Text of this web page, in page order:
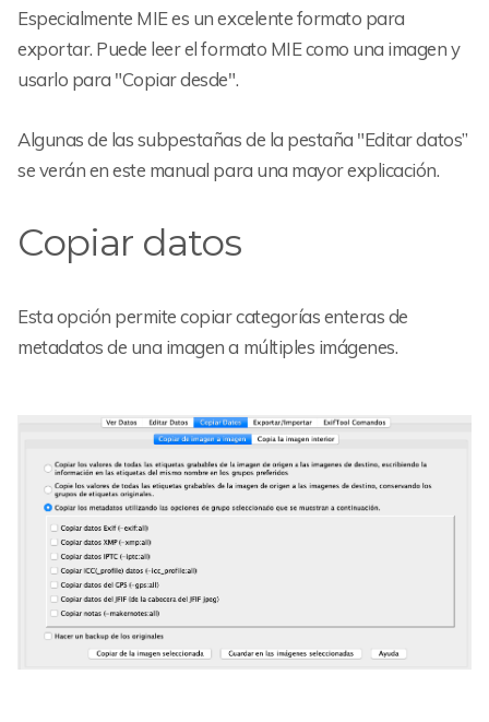
Especialmente MIE es un excelente formato para
exportar. Puede leer el formato MIE como una imagen y
usarlo para "Copiar desde".
Algunas de las subpestañas de la pestaña "Editar datos”
se verán en este manual para una mayor explicación.
Copiar datos
Esta opción permite copiar categorías enteras de
metadatos de una imagen a múltiples imágenes.